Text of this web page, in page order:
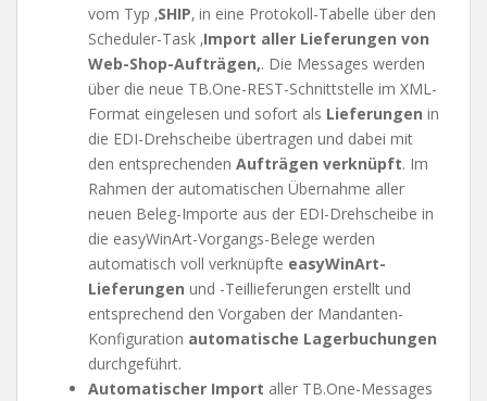
vom Typ ‚SHIP‚ in eine Protokoll-Tabelle über den
Scheduler-Task ‚Import aller Lieferungen von
Web-Shop-Aufträgen‚. Die Messages werden
über die neue TB.One-REST-Schnittstelle im XML-
Format eingelesen und sofort als Lieferungen in
die EDI-Drehscheibe übertragen und dabei mit
den entsprechenden Aufträgen verknüpft. Im
Rahmen der automatischen Übernahme aller
neuen Beleg-Importe aus der EDI-Drehscheibe in
die easyWinArt-Vorgangs-Belege werden
automatisch voll verknüpfte easyWinArt-
Lieferungen und -Teillieferungen erstellt und
entsprechend den Vorgaben der Mandanten-
Konfiguration automatische Lagerbuchungen
durchgeführt.
Automatischer Import aller TB.One-Messages